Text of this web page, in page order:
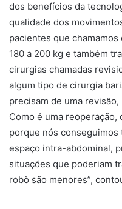
dos benefícios da
qualidade dos
pacientes que
180 a 200 kg e também
cirurgias chamadas
algum tipo de cirurgia
precisam de uma
Como é uma
porque nós conseguimos
espaço intra-abdominal,
situações que poderiam
robô são menores”,